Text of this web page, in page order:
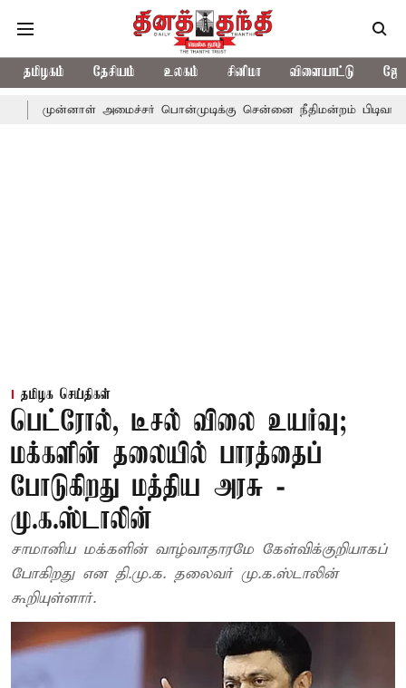
தமிழகம் தேசியம் உலகம் சினிமா விளையாட்டு
அமைச்சர் பொன்முடிக்கு சென்னை நீதிமன்றம் பிடிவாராண்ட்
தமிழக செய்திகள்
பெட்ரோல், டீசல் விலை உயர்வு;
மக்களின் தலையில் பாரத்தைப்
போடுகிறது மத்திய அரசு -
மு.க.ஸ்டாலின்
சாமானிய மக்களின் வாழ்வாதாரமே கேள்விக்குறியாகப்
போகிறது என தி.மு.க. தலைவர் மு.க.ஸ்டாலின்
கூறியுள்ளார்.